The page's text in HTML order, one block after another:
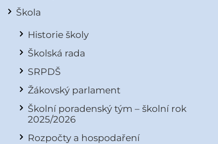
Škola
Historie školy
Školská rada
SRPDŠ
Žákovský parlament
Školní poradenský tým – školní rok
2025/2026
Rozpočty a hospodaření